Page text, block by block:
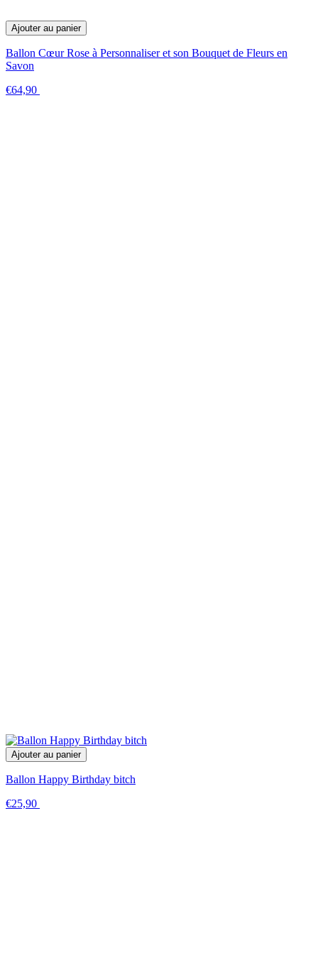
Ajouter au panier
Ballon Cœur Rose à Personnaliser et son Bouquet de Fleurs en
Savon
€64,90
Ajouter au panier
Ballon Happy Birthday bitch
€25,90